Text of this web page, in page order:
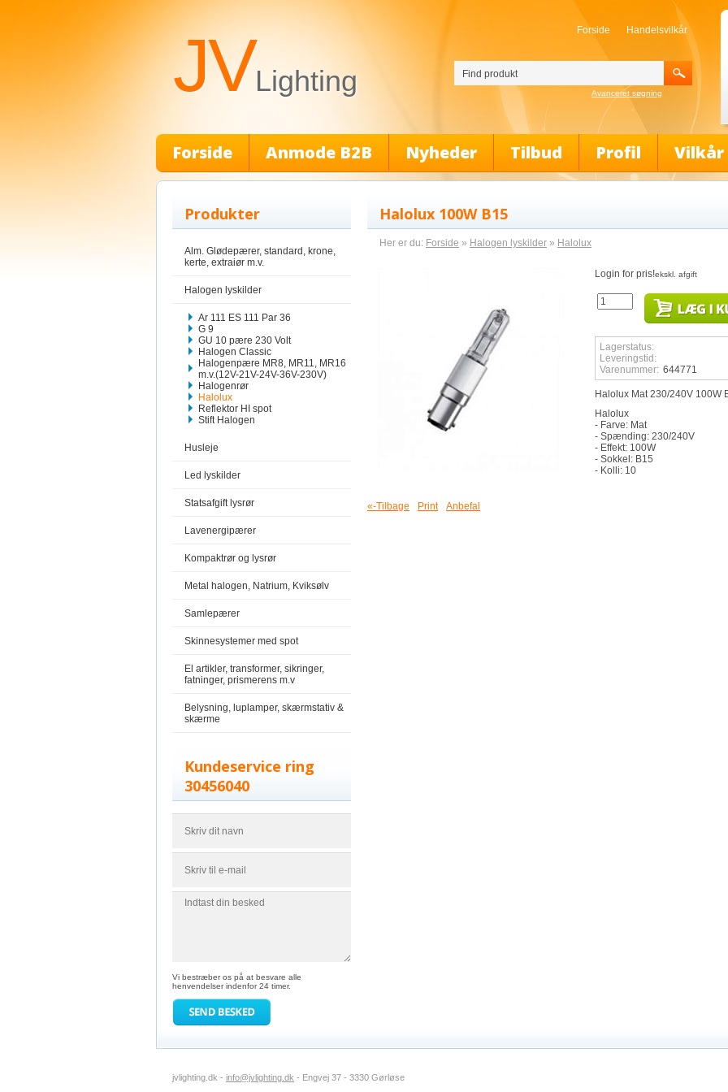
Avanceret søgning
Forside Handelsvilkår
JVLighting
Forside Anmode B2B Nyheder Tilbud Profil Vilkår
Produkter
Alm. Glødepærer, standard, krone,
kerte, extraiør m.v.
Halogen lyskilder
Ar 111 ES 111 Par 36
G 9
GU 10 pære 230 Volt
Halogen Classic
Halogenpære MR8, MR11, MR16
m.v.(12V-21V-24V-36V-230V)
Halogenrør
Halolux
Reflektor HI spot
Stift Halogen
Husleje
Led lyskilder
Statsafgift lysrør
Lavenergipærer
Kompaktrør og lysrør
Metal halogen, Natrium, Kviksølv
Samlepærer
Skinnesystemer med spot
El artikler, transformer, sikringer,
fatninger, prismerens m.v
Belysning, luplamper, skærmstativ &
skærme
Kundeservice ring
30456040
Vi bestræber os på at besvare alle
henvendelser indenfor 24 timer.
Halolux 100W B15
Her er du: Forside » Halogen lyskilder » Halolux
Login for pris!ekskl. afgift
Lagerstatus:
Leveringstid:
Varenummer: 644771
Halolux Mat 230/240V 100W
Halolux
- Farve: Mat
- Spænding: 230/240V
- Effekt: 100W
- Sokkel: B15
- Kolli: 10
«-Tilbage Print Anbefal
jvlighting.dk - info@jvlighting.dk - Engvej 37 - 3330 Gørløse